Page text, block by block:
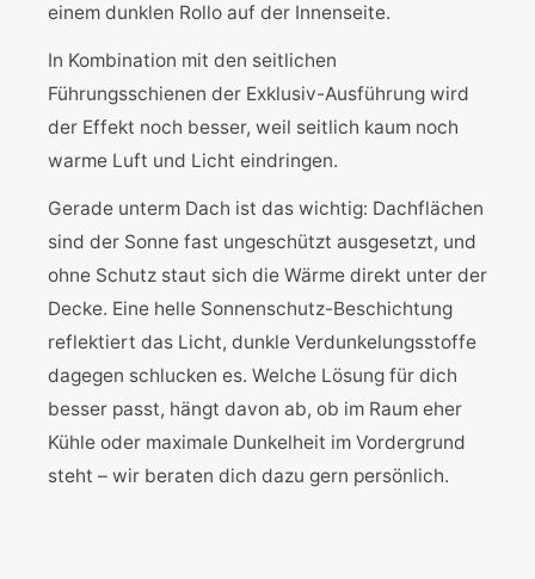
einem dunklen Rollo auf der Innenseite.
In Kombination mit den seitlichen
Führungsschienen der Exklusiv-Ausführung wird
der Effekt noch besser, weil seitlich kaum noch
warme Luft und Licht eindringen.
Gerade unterm Dach ist das wichtig: Dachflächen
sind der Sonne fast ungeschützt ausgesetzt, und
ohne Schutz staut sich die Wärme direkt unter der
Decke. Eine helle Sonnenschutz-Beschichtung
reflektiert das Licht, dunkle Verdunkelungsstoffe
dagegen schlucken es. Welche Lösung für dich
besser passt, hängt davon ab, ob im Raum eher
Kühle oder maximale Dunkelheit im Vordergrund
steht – wir beraten dich dazu gern persönlich.